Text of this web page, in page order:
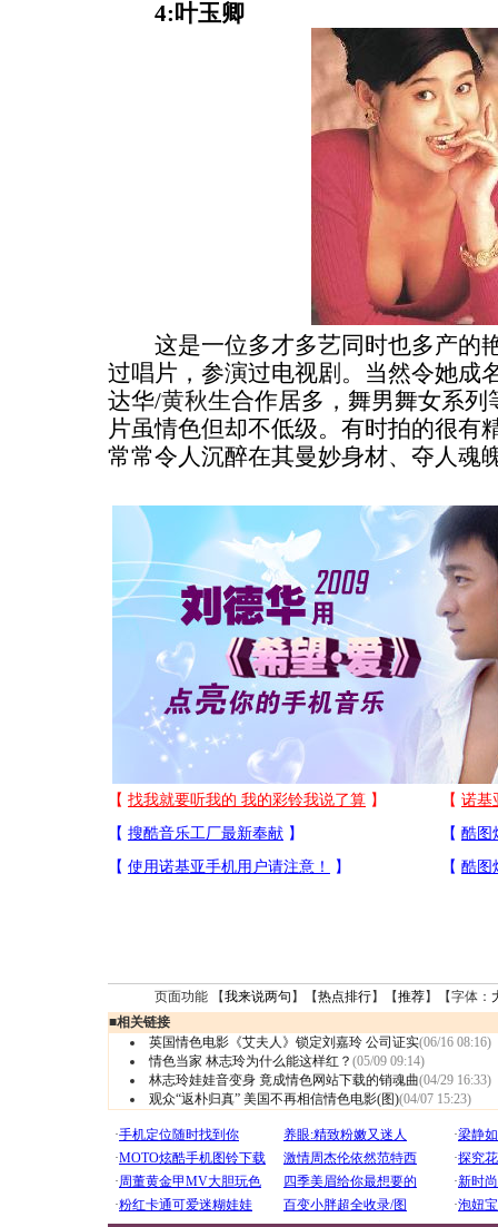
4:叶玉卿
这是一位多才多艺同时也多产的
过唱片，参演过电视剧。当然令她成
达华/黄秋生合作居多，舞男舞女系
片虽情色但却不低级。有时拍的很有
常常令人沉醉在其曼妙身材、夺人魂
页面功能 【我来说两句 】【热点排行】【推荐】【字体：
■相关链接
英国情色电影《艾夫人》锁定刘嘉玲 公司证实(06/16 08:16)
情色当家 林志玲为什么能这样红？ (05/09 09:14)
林志玲娃娃音变身 竟成情色网站下载的销魂曲(04/29 16:33)
观众“返朴归真” 美国不再相信情色电影(图)(04/07 15:23)